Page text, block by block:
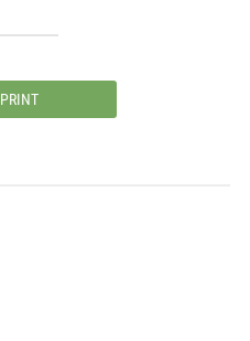
PRINT